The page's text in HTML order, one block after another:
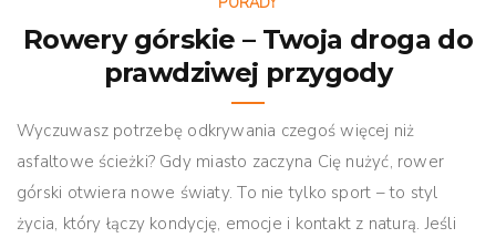
Rowery górskie – Twoja droga do
prawdziwej przygody
Wyczuwasz potrzebę odkrywania czegoś więcej niż
asfaltowe ścieżki? Gdy miasto zaczyna Cię nużyć, rower
górski otwiera nowe światy. To nie tylko sport – to styl
życia, który łączy kondycję, emocje i kontakt z naturą. Jeśli